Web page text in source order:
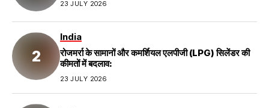
23 JULY 2026
India
रोजमर्रा के सामानों और कमर्शियल एलपीजी (LPG) सिलेंडर की
कीमतों में बदलाव:
23 JULY 2026